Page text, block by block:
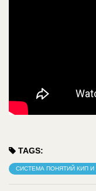
TAGS:
СИСТЕМА ПОНЯТИЙ КИП